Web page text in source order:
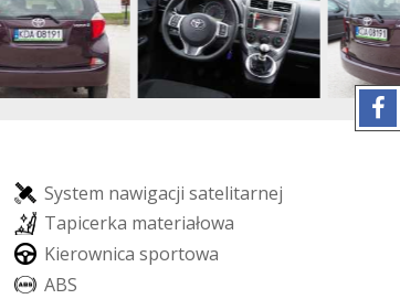
System nawigacji satelitarnej
Tapicerka materiałowa
Kierownica sportowa
ABS